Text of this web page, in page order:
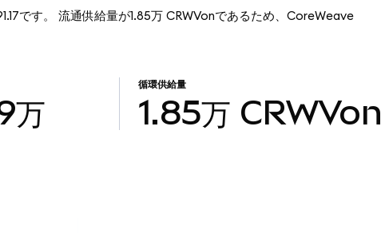
です。 流通供給量が1.85万 CRWVonであるため、CoreWeave
万
循環供給量
1.85万 CRWVon